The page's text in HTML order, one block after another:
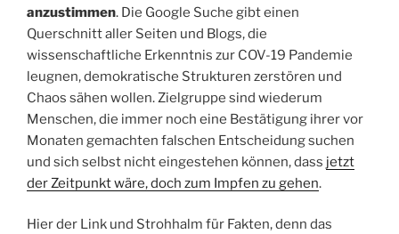
anzustimmen. Die Google Suche gibt einen
Querschnitt aller Seiten und Blogs, die
wissenschaftliche Erkenntnis zur COV-19 Pandemie
leugnen, demokratische Strukturen zerstören und
Chaos sähen wollen. Zielgruppe sind wiederum
Menschen, die immer noch eine Bestätigung ihrer vor
Monaten gemachten falschen Entscheidung suchen
und sich selbst nicht eingestehen können, dass jetzt
der Zeitpunkt wäre, doch zum Impfen zu gehen.
Hier der Link und Strohhalm für Fakten, denn das